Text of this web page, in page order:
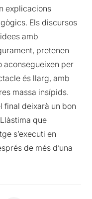
explicacions
Els discursos
amb
pretenen
aconsegueixen per
és llarg, amb
massa insípids.
final deixarà un bon
que
s’executi en
de més d’una